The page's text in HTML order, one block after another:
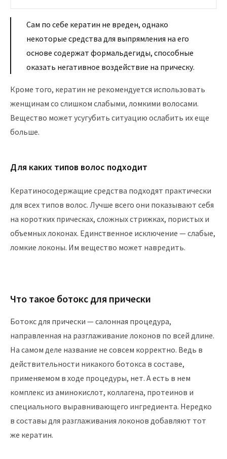
Сам по себе кератин не вреден, однако
некоторые средства для выпрямления на его
основе содержат формальдегиды, способные
оказать негативное воздействие на прическу.
Кроме того, кератин не рекомендуется использовать
женщинам со слишком слабыми, ломкими волосами.
Вещество может усугубить ситуацию ослабить их еще
больше.
Для каких типов волос подходит
Кератиносодержащие средства подходят практически
для всех типов волос. Лучше всего они показывают себя
на коротких прическах, сложных стрижках, пористых и
объемных локонах. Единственное исключение — слабые,
ломкие локоны. Им вещество может навредить.
Что такое ботокс для прически
Ботокс для прически — салонная процедура,
направленная на разглаживание локонов по всей длине.
На самом деле название не совсем корректно. Ведь в
действительности никакого ботокса в составе,
применяемом в ходе процедуры, нет. А есть в нем
комплекс из аминокислот, коллагена, протеинов и
специального выравнивающего ингредиента. Нередко
в составы для разглаживания локонов добавляют тот
же кератин.